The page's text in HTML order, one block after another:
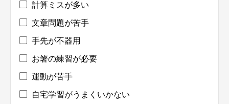
計算ミスが多い
文章問題が苦手
手先が不器用
お箸の練習が必要
運動が苦手
自宅学習がうまくいかない